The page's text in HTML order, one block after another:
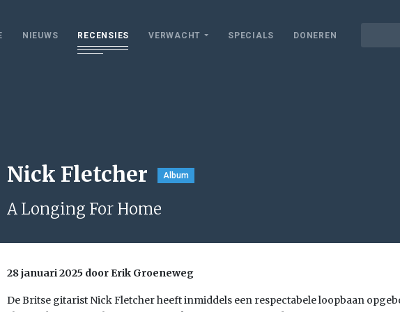
NIEUWS RECENSIES VERWACHT SPECIALS DONEREN
Nick Fletcher Album
A Longing For Home
28 januari 2025 door Erik Groeneweg
De Britse gitarist Nick Fletcher heeft inmiddels een respectabele loopbaan